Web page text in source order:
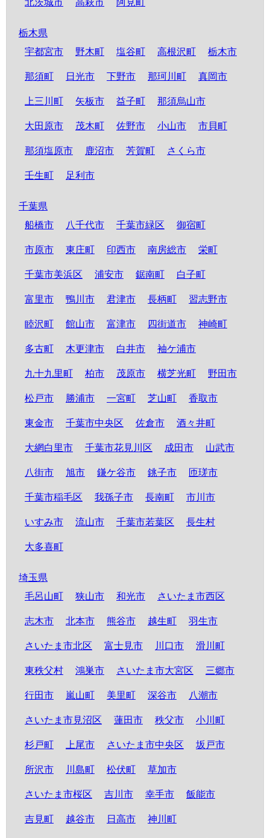
北茨城市 高萩市 阿見町
栃木県
宇都宮市
野木町 塩谷町 高根沢町 栃木市
那須町 日光市 下野市 那珂川町 真岡市
上三川町 矢板市 益子町 那須烏山市
大田原市 茂木町 佐野市 小山市 市貝町
那須塩原市 鹿沼市 芳賀町 さくら市
壬生町 足利市
千葉県
船橋市
八千代市 千葉市緑区 御宿町
市原市 東庄町 印西市 南房総市 栄町
千葉市美浜区 浦安市 鋸南町 白子町
富里市 鴨川市 君津市 長柄町 習志野市
睦沢町 館山市 富津市 四街道市 神崎町
多古町 木更津市 白井市 袖ケ浦市
九十九里町 柏市 茂原市 横芝光町 野田市
松戸市 勝浦市 一宮町 芝山町 香取市
東金市 千葉市中央区 佐倉市 酒々井町
大網白里市 千葉市花見川区 成田市 山武市
八街市 旭市 鎌ケ谷市 銚子市 匝瑳市
千葉市稲毛区 我孫子市 長南町 市川市
いすみ市 流山市 千葉市若葉区 長生村
大多喜町
埼玉県
毛呂山町
狭山市 和光市 さいたま市西区
志木市 北本市 熊谷市 越生町 羽生市
さいたま市北区 富士見市 川口市 滑川町
東秩父村 鴻巣市 さいたま市大宮区 三郷市
行田市 嵐山町 美里町 深谷市 八潮市
さいたま市見沼区 蓮田市 秩父市 小川町
杉戸町 上尾市 さいたま市中央区 坂戸市
所沢市 川島町 松伏町 草加市
さいたま市桜区 吉川市 幸手市 飯能市
吉見町 越谷市 日高市 神川町